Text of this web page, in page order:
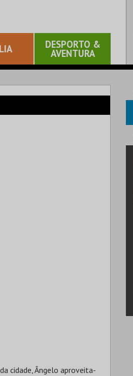
DESPORTO &
AVENTURA
cidade, Ângelo aproveita-